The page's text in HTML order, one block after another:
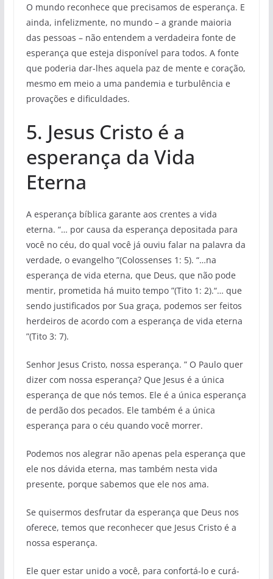
O mundo reconhece que precisamos de esperança. E
ainda, infelizmente, no mundo – a grande maioria
das pessoas – não entendem a verdadeira fonte de
esperança que esteja disponível para todos. A fonte
que poderia dar-lhes aquela paz de mente e coração,
mesmo em meio a uma pandemia e turbulência e
provações e dificuldades.
5. Jesus Cristo é a
esperança da Vida
Eterna
A esperança bíblica garante aos crentes a vida
eterna. “… por causa da esperança depositada para
você no céu, do qual você já ouviu falar na palavra da
verdade, o evangelho ”(Colossenses 1: 5). “…na
esperança de vida eterna, que Deus, que não pode
mentir, prometida há muito tempo ”(Tito 1: 2).“… que
sendo justificados por Sua graça, podemos ser feitos
herdeiros de acordo com a esperança de vida eterna
”(Tito 3: 7).
Senhor Jesus Cristo, nossa esperança. ” O Paulo quer
dizer com nossa esperança? Que Jesus é a única
esperança de que nós temos. Ele é a única esperança
de perdão dos pecados. Ele também é a única
esperança para o céu quando você morrer.
Podemos nos alegrar não apenas pela esperança que
ele nos dávida eterna, mas também nesta vida
presente, porque sabemos que ele nos ama.
Se quisermos desfrutar da esperança que Deus nos
oferece, temos que reconhecer que Jesus Cristo é a
nossa esperança.
Ele quer estar unido a você, para confortá-lo e curá-